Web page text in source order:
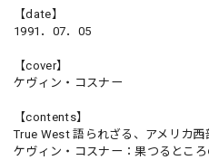
【date】
1991．07．05
【cover】
ケヴィン・コスナー
【contents】
True West 語られざる、アメリカ西
ケヴィン・コスナー：果つるとこ